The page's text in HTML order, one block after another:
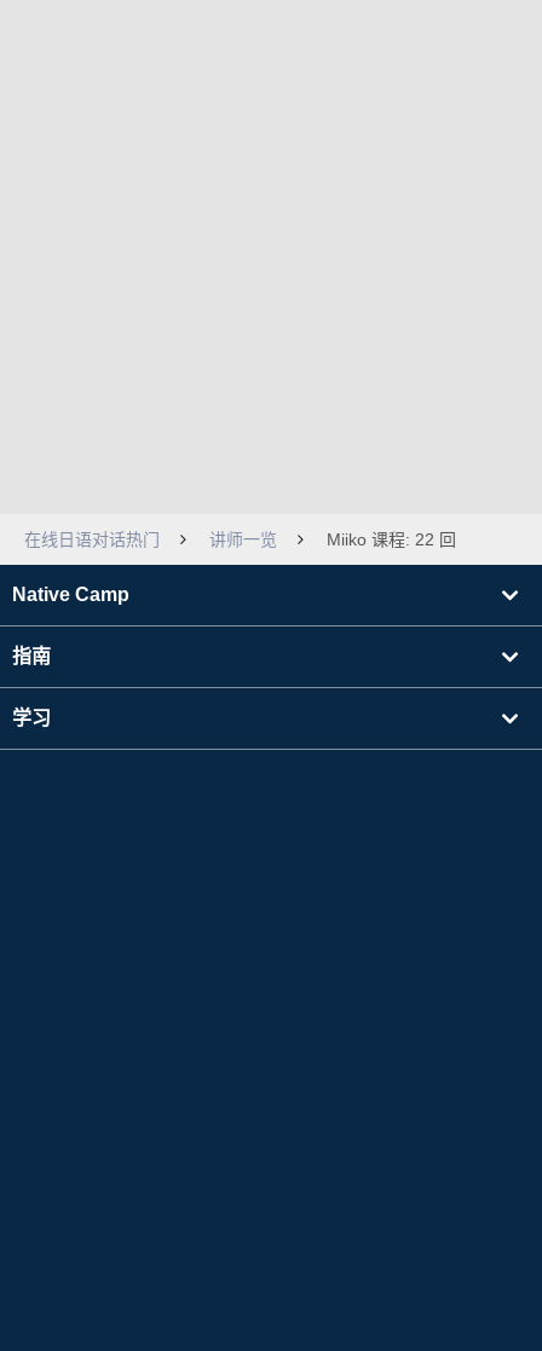
在线日语对话热门 讲师一览 Miiko 课程: 22 回
Native Camp
指南
学习